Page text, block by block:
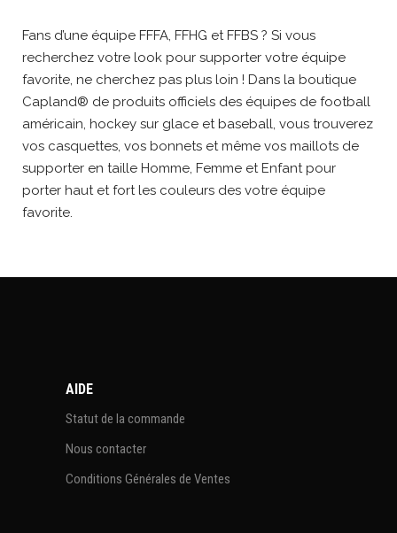
Fans d’une équipe FFFA, FFHG et FFBS ? Si vous
recherchez votre look pour supporter votre équipe
favorite, ne cherchez pas plus loin ! Dans la boutique
Capland® de produits officiels des équipes de football
américain, hockey sur glace et baseball, vous trouverez
vos casquettes, vos bonnets et même vos maillots de
supporter en taille Homme, Femme et Enfant pour
porter haut et fort les couleurs des votre équipe
favorite.
AIDE
Statut de la commande
Nous contacter
Conditions Générales de Ventes